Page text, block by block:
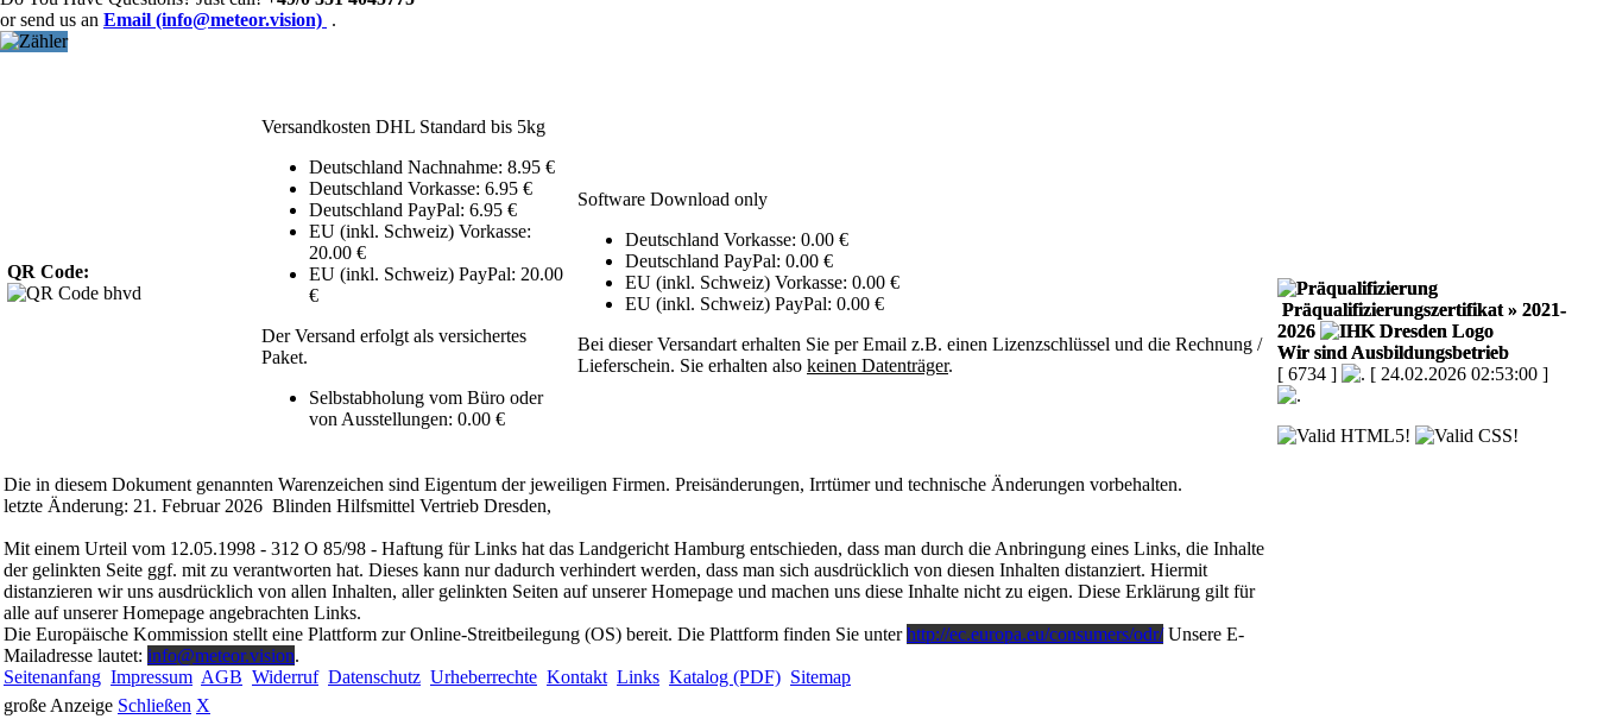
or send us an Email (info@meteor.vision) .
QR Code:
Versandkosten DHL Standard bis 5kg
Deutschland Nachnahme: 8.95 €
Deutschland Vorkasse: 6.95 €
Deutschland PayPal: 6.95 €
EU (inkl. Schweiz) Vorkasse:
20.00 €
EU (inkl. Schweiz) PayPal: 20.00
€
Der Versand erfolgt als versichertes
Paket.
Selbstabholung vom Büro oder
von Ausstellungen: 0.00 €
Software Download only
Deutschland Vorkasse: 0.00 €
Deutschland PayPal: 0.00 €
EU (inkl. Schweiz) Vorkasse: 0.00 €
EU (inkl. Schweiz) PayPal: 0.00 €
Bei dieser Versandart erhalten Sie per Email z.B. einen Lizenzschlüssel und die Rechnung /
Lieferschein. Sie erhalten also keinen Datenträger.
Die in diesem Dokument genannten Warenzeichen sind Eigentum der jeweiligen Firmen. Preisänderungen, Irrtümer und technische Änderungen vorbehalten.
letzte Änderung: 21. Februar 2026 Blinden Hilfsmittel Vertrieb Dresden,
Mit einem Urteil vom 12.05.1998 - 312 O 85/98 - Haftung für Links hat das Landgericht Hamburg entschieden, dass man durch die Anbringung eines Links, die Inhalte
der gelinkten Seite ggf. mit zu verantworten hat. Dieses kann nur dadurch verhindert werden, dass man sich ausdrücklich von diesen Inhalten distanziert. Hiermit
distanzieren wir uns ausdrücklich von allen Inhalten, aller gelinkten Seiten auf unserer Homepage und machen uns diese Inhalte nicht zu eigen. Diese Erklärung gilt für
alle auf unserer Homepage angebrachten Links.
Die Europäische Kommission stellt eine Plattform zur Online-Streitbeilegung (OS) bereit. Die Plattform finden Sie unterhttp://ec.europa.eu/consumers/odr/Unsere E-
Mailadresse lautet: info@meteor.vision.
Seitenanfang Impressum AGB Widerruf Datenschutz Urheberrechte Kontakt Links Katalog (PDF) Sitemap
Präqualifizierungszertifikat » 2021-
2026
Wir sind Ausbildungsbetrieb
[ 6734 ]
[ 24.02.2026 02:53:00 ]
große Anzeige Schließen X